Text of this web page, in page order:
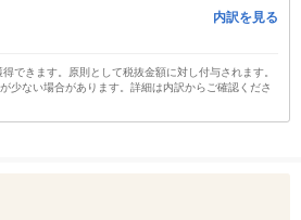
内訳を見る
できます。原則として税抜金額に対し付与されます。
少ない場合があります。詳細は内訳からご確認くださ